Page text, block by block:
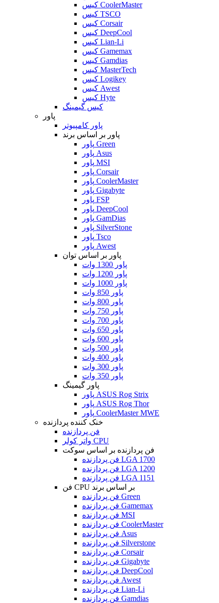
کیس CoolerMaster
کیس TSCO
کیس Corsair
کیس DeepCool
کیس Lian-Li
کیس Gamemax
کیس Gamdias
کیس MasterTech
کیس Logikey
کیس Awest
کیس Hyte
کیس گیمینگ
پاور
پاور کامپیوتر
پاور بر اساس برند
پاور Green
پاور Asus
پاور MSI
پاور Corsair
پاور CoolerMaster
پاور Gigabyte
پاور FSP
پاور DeepCool
پاور GamDias
پاور SilverStone
پاور Tsco
پاور Awest
پاور بر اساس توان
پاور 1300 وات
پاور 1200 وات
پاور 1000 وات
پاور 850 وات
پاور 800 وات
پاور 750 وات
پاور 700 وات
پاور 650 وات
پاور 600 وات
پاور 500 وات
پاور 400 وات
پاور 300 وات
پاور 350 وات
پاور گیمینگ
پاور ASUS Rog Strix
پاور ASUS Rog Thor
پاور CoolerMaster MWE
خنک کننده پردازنده
فن پردازنده
واتر کولر CPU
فن پردازنده بر اساس سوکت
فن پردازنده LGA 1700
فن پردازنده LGA 1200
فن پردازنده LGA 1151
فن CPU بر اساس برند
فن پردازنده Green
فن پردازنده Gamemax
فن پردازنده MSI
فن پردازنده CoolerMaster
فن پردازنده Asus
فن پردازنده Silverstone
فن پردازنده Corsair
فن پردازنده Gigabyte
فن پردازنده DeepCool
فن پردازنده Awest
فن پردازنده Lian-Li
فن پردازنده Gamdias